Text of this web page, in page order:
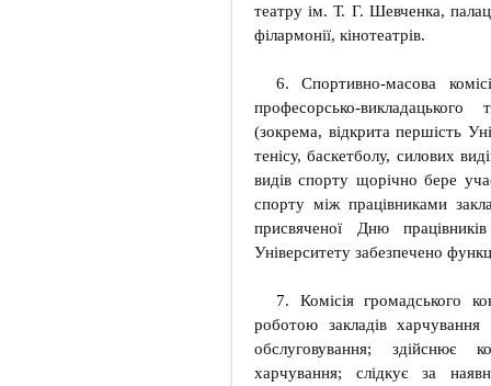
театру ім. Т. Г. Шевченка,
філармонії, кінотеатрів.
6. Спортивно-масова
професорсько-викладацького
(зокрема, відкрита першість
тенісу, баскетболу, силових
видів спорту щорічно бере
спорту між працівниками
присвяченої Дню
Університету забезпечено
7. Комісія громадського
роботою закладів
обслуговування; здійснює
харчування; слідкує за